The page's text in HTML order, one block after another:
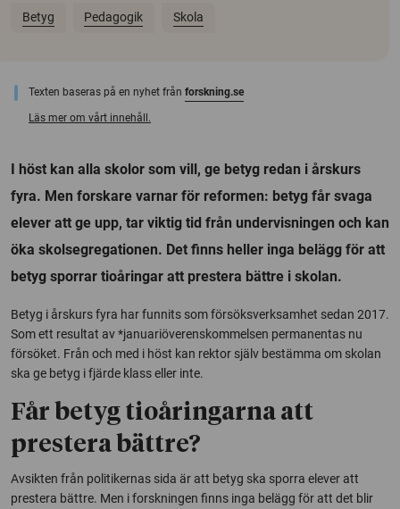
Betyg Pedagogik Skola
Texten baseras på en nyhet från forskning.se
Läs mer om vårt innehåll.
I höst kan alla skolor som vill, ge betyg redan i årskurs
fyra. Men forskare varnar för reformen: betyg får svaga
elever att ge upp, tar viktig tid från undervisningen och kan
öka skolsegregationen. Det finns heller inga belägg för att
betyg sporrar tioåringar att prestera bättre i skolan.
Betyg i årskurs fyra har funnits som försöksverksamhet sedan 2017.
Som ett resultat av *januariöverenskommelsen permanentas nu
försöket. Från och med i höst kan rektor själv bestämma om skolan
ska ge betyg i fjärde klass eller inte.
Får betyg tioåringarna att
prestera bättre?
Avsikten från politikernas sida är att betyg ska sporra elever att
prestera bättre. Men i forskningen finns inga belägg för att det blir